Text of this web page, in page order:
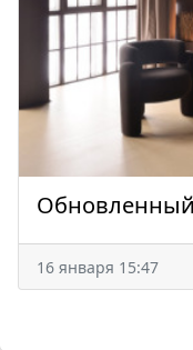
16 января 15:47